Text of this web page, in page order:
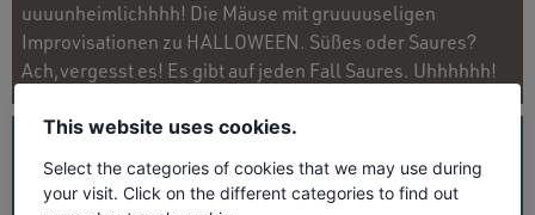
uuuunheimlichhhh! Die Mäuse mit gruuuuseligen
Improvisationen zu HALLOWEEN. Süßes oder Saures?
Ach,vergesst es! Es gibt auf jeden Fall Saures. Uhhhhhh!
UNSER PROGRAMM
Künstler suchen
This website uses cookies.
Select the categories of cookies that we may use during
your visit. Click on the different categories to find out